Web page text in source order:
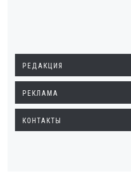
РЕДАКЦИЯ
РЕКЛАМА
КОНТАКТЫ